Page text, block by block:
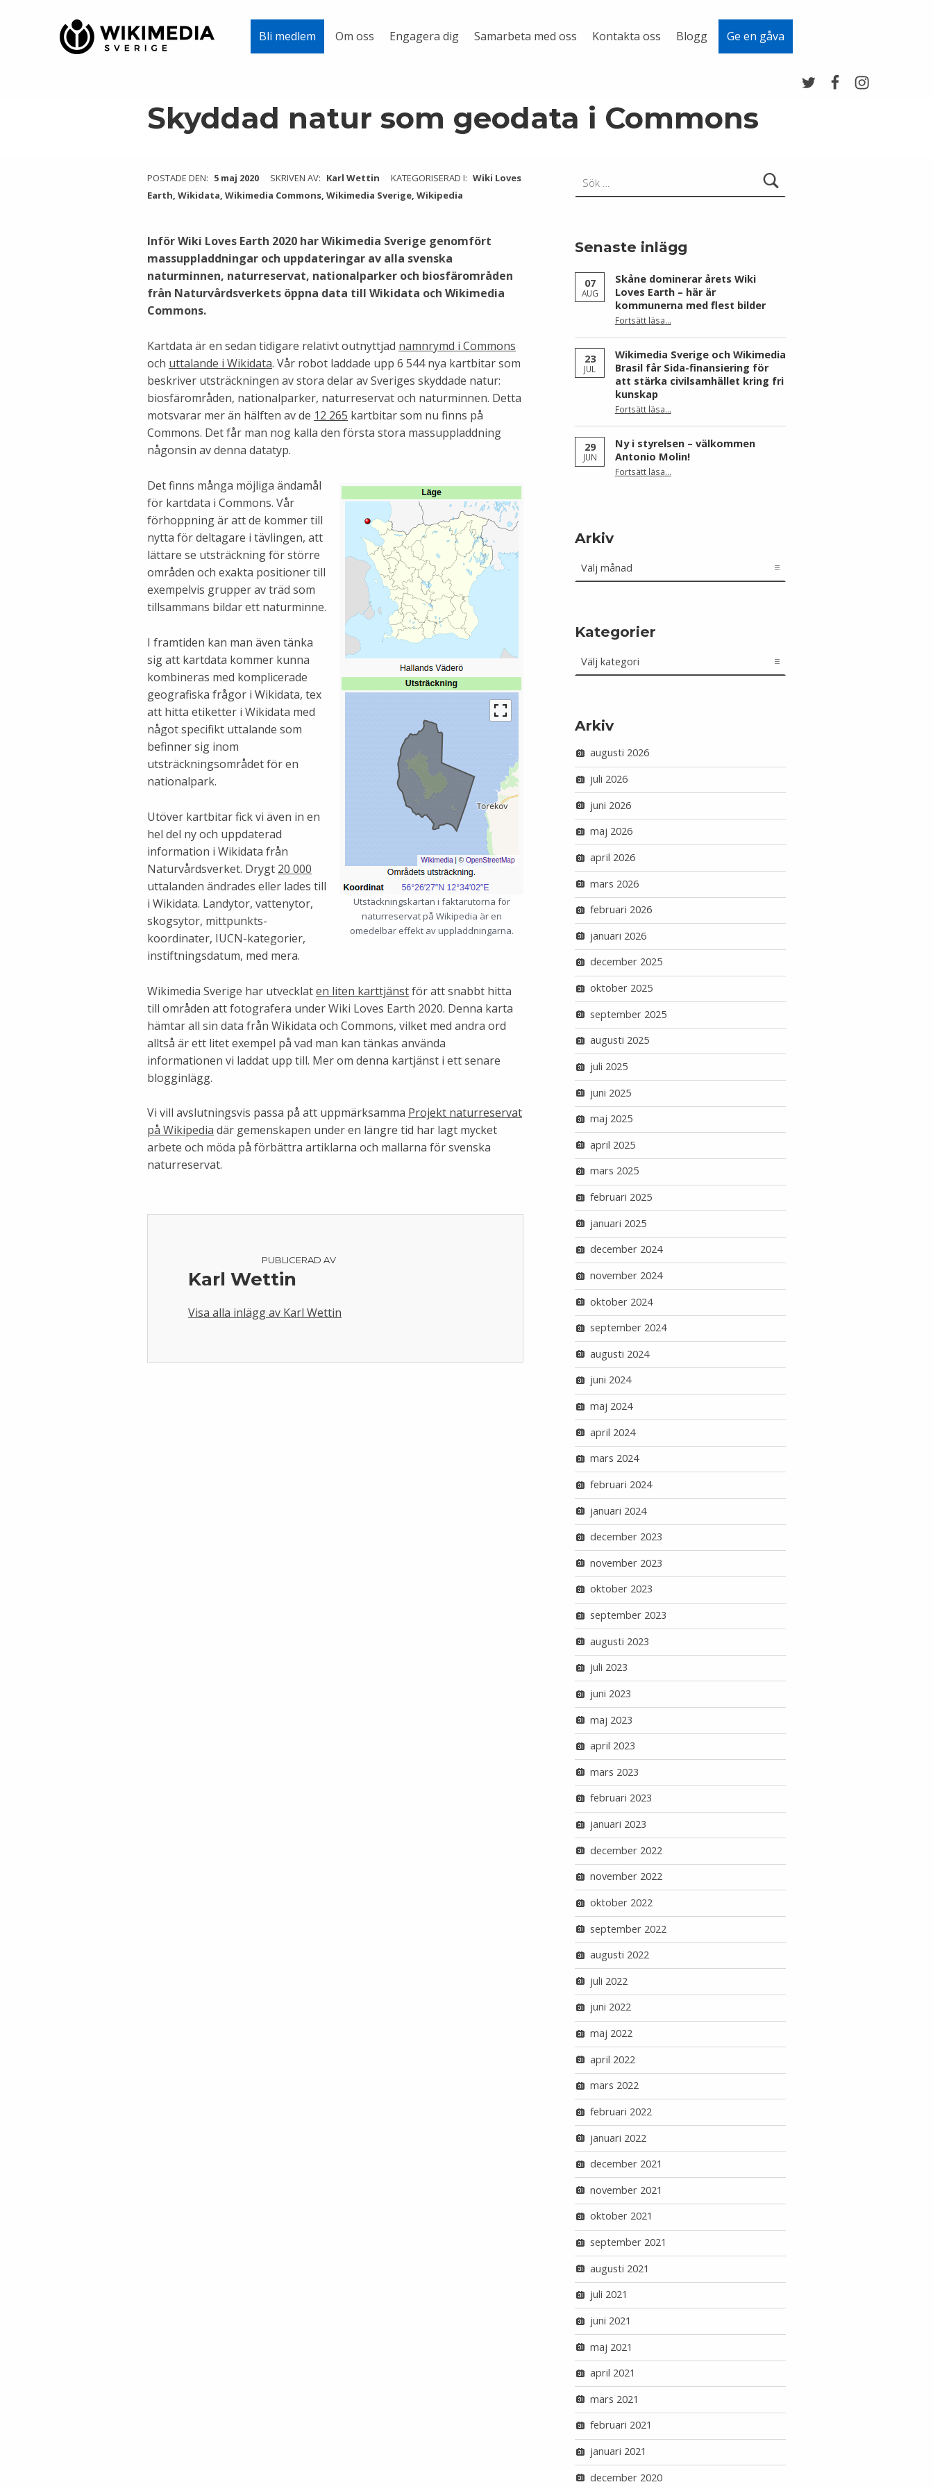
Bli medlem Om oss Engagera dig Samarbeta med oss Kontakta oss Blogg Ge en gåva
Skyddad natur som geodata i Commons
POSTADE DEN: 5 maj 2020 SKRIVEN AV: Karl Wettin KATEGORISERAD I: Wiki Loves
Earth, Wikidata, Wikimedia Commons, Wikimedia Sverige, Wikipedia
Inför Wiki Loves Earth 2020 har Wikimedia Sverige genomfört
massuppladdningar och uppdateringar av alla svenska
naturminnen, naturreservat, nationalparker och biosfärområden
från Naturvårdsverkets öppna data till Wikidata och Wikimedia
Commons.
Kartdata är en sedan tidigare relativt outnyttjad namnrymd i Commons
och uttalande i Wikidata. Vår robot laddade upp 6 544 nya kartbitar som
beskriver utsträckningen av stora delar av Sveriges skyddade natur:
biosfärområden, nationalparker, naturreservat och naturminnen. Detta
motsvarar mer än hälften av de 12 265 kartbitar som nu finns på
Commons. Det får man nog kalla den första stora massuppladdning
någonsin av denna datatyp.
Utstäckningskartan i faktarutorna för
naturreservat på Wikipedia är en
omedelbar effekt av uppladdningarna.
Det finns många möjliga ändamål
för kartdata i Commons. Vår
förhoppning är att de kommer till
nytta för deltagare i tävlingen, att
lättare se utsträckning för större
områden och exakta positioner till
exempelvis grupper av träd som
tillsammans bildar ett naturminne.
I framtiden kan man även tänka
sig att kartdata kommer kunna
kombineras med komplicerade
geografiska frågor i Wikidata, tex
att hitta etiketter i Wikidata med
något specifikt uttalande som
befinner sig inom
utsträckningsområdet för en
nationalpark.
Utöver kartbitar fick vi även in en
hel del ny och uppdaterad
information i Wikidata från
Naturvårdsverket. Drygt 20 000
uttalanden ändrades eller lades till
i Wikidata. Landytor, vattenytor,
skogsytor, mittpunkts-
koordinater, IUCN-kategorier,
instiftningsdatum, med mera.
Wikimedia Sverige har utvecklaten liten karttjänstför att snabbt hitta
till områden att fotografera under Wiki Loves Earth 2020. Denna karta
hämtar all sin data från Wikidata och Commons, vilket med andra ord
alltså är ett litet exempel på vad man kan tänkas använda
informationen vi laddat upp till. Mer om denna kartjänst i ett senare
blogginlägg.
Vi vill avslutningsvis passa på att uppmärksamma Projekt naturreservat
på Wikipedia där gemenskapen under en längre tid har lagt mycket
arbete och möda på förbättra artiklarna och mallarna för svenska
naturreservat.
PUBLICERAD AV
Karl Wettin
Visa alla inlägg av Karl Wettin
Skip back to main navigation
Senaste inlägg
07
AUG
Skåne dominerar årets Wiki
Loves Earth – här är
kommunerna med flest bilder
Fortsätt läsa“Skåne dominerar årets Wiki Loves Earth – här är kommunerna med flest bilder”
…
23
JUL
Wikimedia Sverige och Wikimedia
Brasil får Sida-finansiering för
att stärka civilsamhället kring fri
kunskap
Fortsätt läsa“Wikimedia Sverige och Wikimedia Brasil får Sida-finansiering för att stärka civilsamhället kring fri kunskap”
…
29
JUN
Ny i styrelsen – välkommen
Antonio Molin!
Fortsätt läsa“Ny i styrelsen – välkommen Antonio Molin!”
…
Arkiv
Kategorier
Arkiv
augusti 2026
juli 2026
juni 2026
maj 2026
april 2026
mars 2026
februari 2026
januari 2026
december 2025
oktober 2025
september 2025
augusti 2025
juli 2025
juni 2025
maj 2025
april 2025
mars 2025
februari 2025
januari 2025
december 2024
november 2024
oktober 2024
september 2024
augusti 2024
juni 2024
maj 2024
april 2024
mars 2024
februari 2024
januari 2024
december 2023
november 2023
oktober 2023
september 2023
augusti 2023
juli 2023
juni 2023
maj 2023
april 2023
mars 2023
februari 2023
januari 2023
december 2022
november 2022
oktober 2022
september 2022
augusti 2022
juli 2022
juni 2022
maj 2022
april 2022
mars 2022
februari 2022
januari 2022
december 2021
november 2021
oktober 2021
september 2021
augusti 2021
juli 2021
juni 2021
maj 2021
april 2021
mars 2021
februari 2021
januari 2021
december 2020